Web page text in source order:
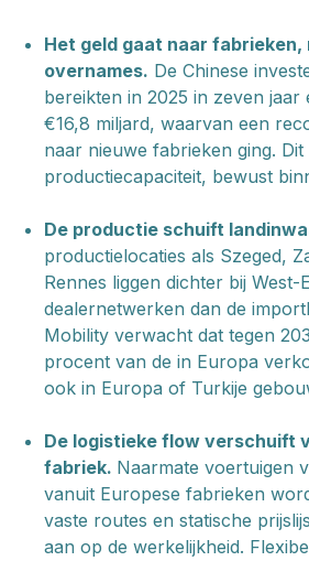
Het geld gaat naar fabrieken,
overnames. De Chinese
bereikten in 2025 in zeven
€16,8 miljard, waarvan een
naar nieuwe fabrieken ging. Dit
productiecapaciteit, bewust
De productie schuift
productielocaties als Szeged,
Rennes liggen dichter bij West-
dealernetwerken dan de
Mobility verwacht dat tegen
procent van de in Europa
ook in Europa of Turkije
De logistieke flow verschuift
fabriek. Naarmate voertuigen
vanuit Europese fabrieken
vaste routes en statische
aan op de werkelijkheid.